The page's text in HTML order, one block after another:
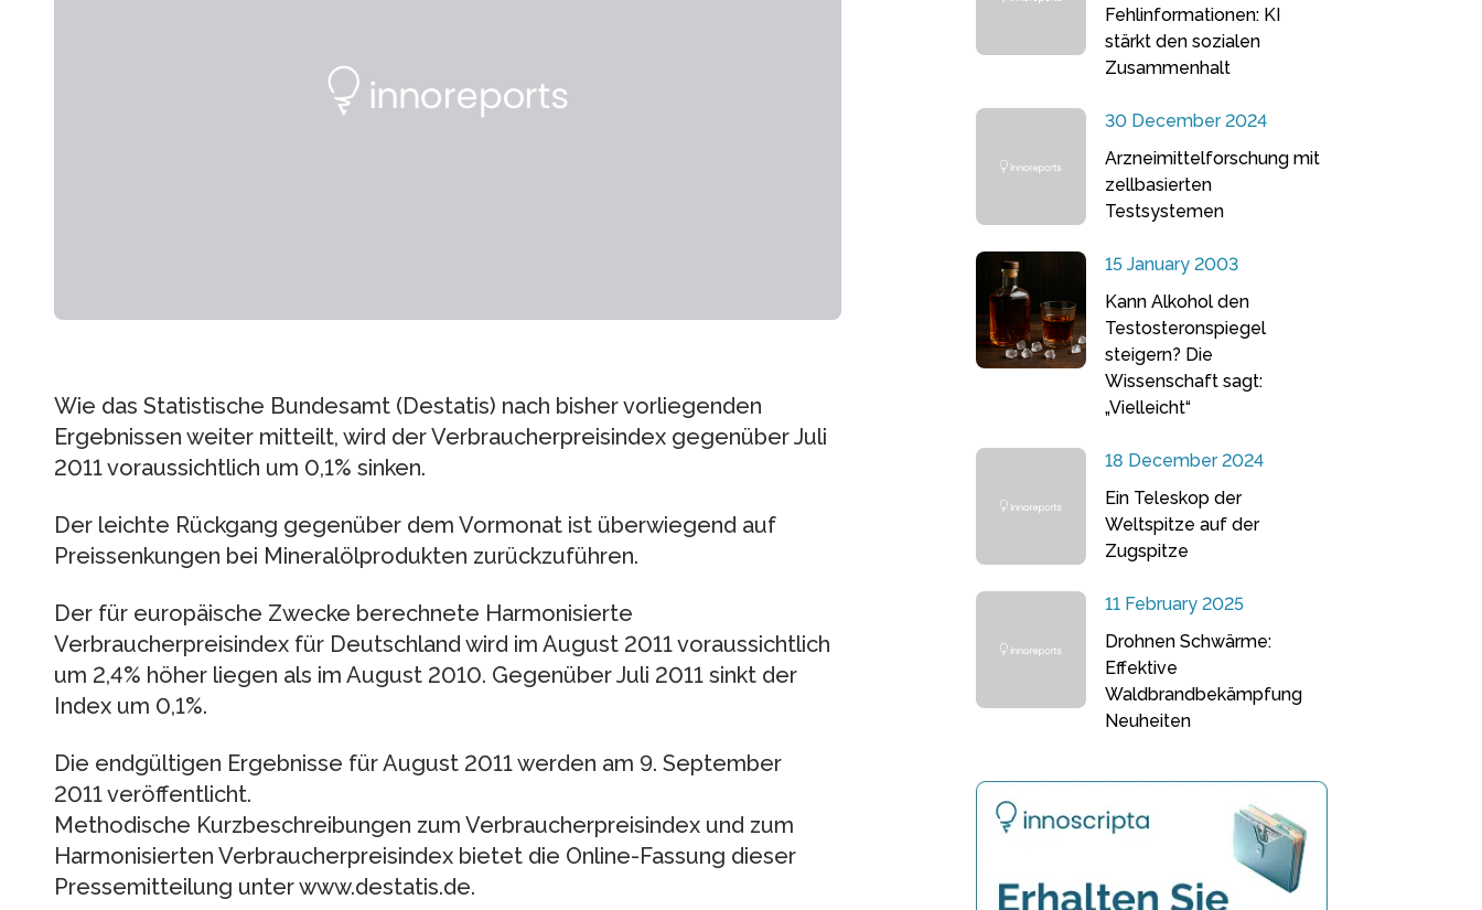
Wie das Statistische Bundesamt (Destatis) nach bisher vorliegenden
Ergebnissen weiter mitteilt, wird der Verbraucherpreisindex gegenüber Juli
2011 voraussichtlich um 0,1% sinken.
Der leichte Rückgang gegenüber dem Vormonat ist überwiegend auf
Preissenkungen bei Mineralölprodukten zurückzuführen.
Der für europäische Zwecke berechnete Harmonisierte
Verbraucherpreisindex für Deutschland wird im August 2011 voraussichtlich
um 2,4% höher liegen als im August 2010. Gegenüber Juli 2011 sinkt der
Index um 0,1%.
Die endgültigen Ergebnisse für August 2011 werden am 9. September
2011 veröffentlicht.
Methodische Kurzbeschreibungen zum Verbraucherpreisindex und zum
Harmonisierten Verbraucherpreisindex bietet die Online-Fassung dieser
Pressemitteilung unter www.destatis.de.
Fehlinformationen: KI
stärkt den sozialen
Zusammenhalt
30 December 2024
Arzneimittelforschung mit
zellbasierten
Testsystemen
15 January 2003
Kann Alkohol den
Testosteronspiegel
steigern? Die
Wissenschaft sagt:
„Vielleicht“
18 December 2024
Ein Teleskop der
Weltspitze auf der
Zugspitze
11 February 2025
Drohnen Schwärme:
Effektive
Waldbrandbekämpfung
Neuheiten